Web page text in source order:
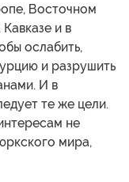
Восточном
и в
ослабить,
и разрушить
И в
те же цели.
не
мира,